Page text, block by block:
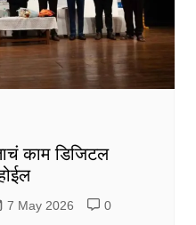
काम डिजिटल
7 May 2026 0